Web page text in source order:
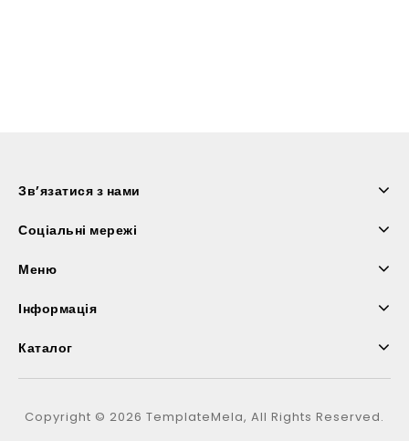
Зв’язатися з нами
Соціальні мережі
Меню
Інформація
Каталог
Copyright © 2026 TemplateMela, All Rights Reserved.